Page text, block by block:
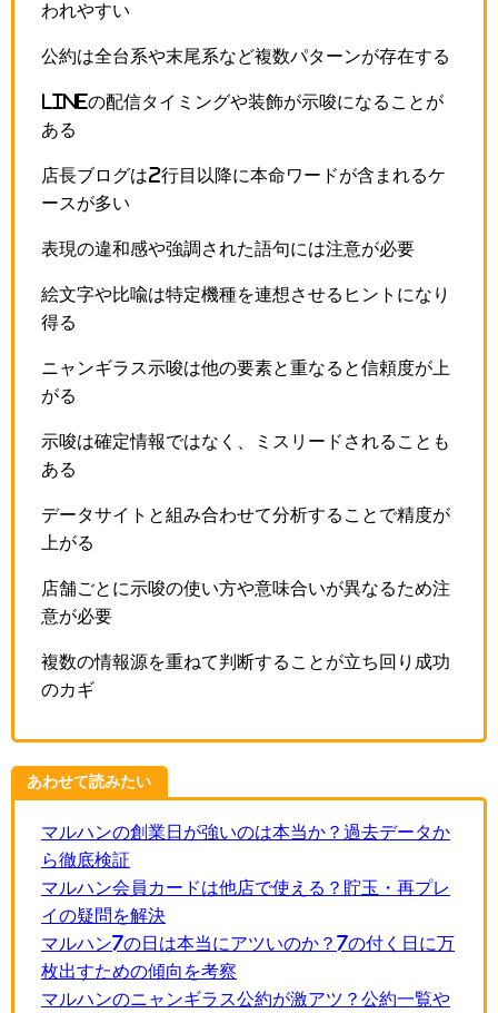
われやすい
公約は全台系や末尾系など複数パターンが存在する
LINEの配信タイミングや装飾が示唆になることが
ある
店長ブログは2行目以降に本命ワードが含まれるケ
ースが多い
表現の違和感や強調された語句には注意が必要
絵文字や比喩は特定機種を連想させるヒントになり
得る
ニャンギラス示唆は他の要素と重なると信頼度が上
がる
示唆は確定情報ではなく、ミスリードされることも
ある
データサイトと組み合わせて分析することで精度が
上がる
店舗ごとに示唆の使い方や意味合いが異なるため注
意が必要
複数の情報源を重ねて判断することが立ち回り成功
のカギ
あわせて読みたい
マルハンの創業日が強いのは本当か？過去データか
ら徹底検証
マルハン会員カードは他店で使える？貯玉・再プレ
イの疑問を解決
マルハン7の日は本当にアツいのか？7の付く日に万
枚出すための傾向を考察
マルハンのニャンギラス公約が激アツ？公約一覧や